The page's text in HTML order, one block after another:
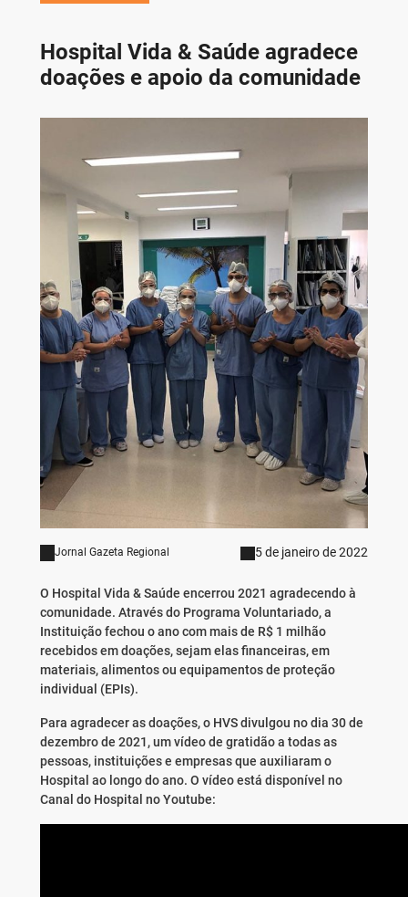
Hospital Vida & Saúde agradece
doações e apoio da comunidade
Jornal Gazeta Regional 5 de janeiro de 2022
O Hospital Vida & Saúde encerrou 2021 agradecendo à
comunidade. Através do Programa Voluntariado, a
Instituição fechou o ano com mais de R$ 1 milhão
recebidos em doações, sejam elas financeiras, em
materiais, alimentos ou equipamentos de proteção
individual (EPIs).
Para agradecer as doações, o HVS divulgou no dia 30 de
dezembro de 2021, um vídeo de gratidão a todas as
pessoas, instituições e empresas que auxiliaram o
Hospital ao longo do ano. O vídeo está disponível no
Canal do Hospital no Youtube: